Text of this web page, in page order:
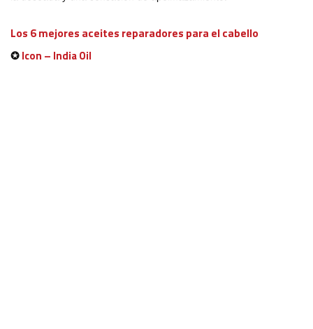
Los 6 mejores aceites reparadores para el cabello
✪Icon – India Oil